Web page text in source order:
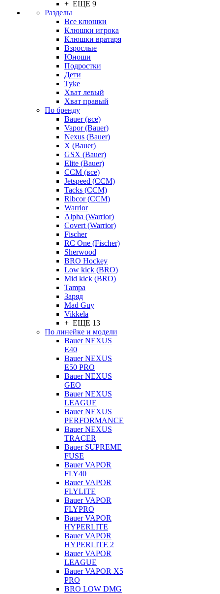
+ ЕЩЕ 9
Разделы
Все клюшки
Клюшки игрока
Клюшки вратаря
Взрослые
Юноши
Подростки
Дети
Tyke
Хват левый
Хват правый
По бренду
Bauer (все)
Vapor (Bauer)
Nexus (Bauer)
X (Bauer)
GSX (Bauer)
Elite (Bauer)
CCM (все)
Jetspeed (CCM)
Tacks (CCM)
Ribcor (CCM)
Warrior
Alpha (Warrior)
Covert (Warrior)
Fischer
RC One (Fischer)
Sherwood
BRO Hockey
Low kick (BRO)
Mid kick (BRO)
Tampa
Заряд
Mad Guy
Vikkela
+ ЕЩЕ 13
По линейке и модели
Bauer NEXUS
E40
Bauer NEXUS
E50 PRO
Bauer NEXUS
GEO
Bauer NEXUS
LEAGUE
Bauer NEXUS
PERFORMANCE
Bauer NEXUS
TRACER
Bauer SUPREME
FUSE
Bauer VAPOR
FLY40
Bauer VAPOR
FLYLITE
Bauer VAPOR
FLYPRO
Bauer VAPOR
HYPERLITE
Bauer VAPOR
HYPERLITE 2
Bauer VAPOR
LEAGUE
Bauer VAPOR X5
PRO
BRO LOW DMG